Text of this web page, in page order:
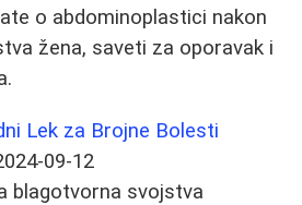
o abdominoplastici nakon
žena, saveti za oporavak i
Lek za Brojne Bolesti
09-12
blagotvorna svojstva